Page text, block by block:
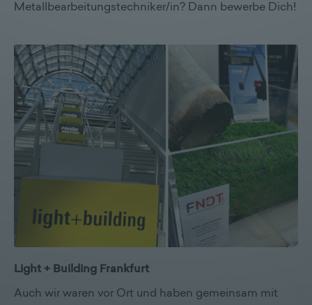
Metallbearbeitungstechniker/in? Dann bewerbe Dich!
Light + Building Frankfurt
Auch wir waren vor Ort und haben gemeinsam mit